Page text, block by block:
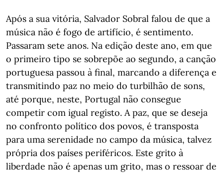
Após a sua vitória, Salvador Sobral falou de que a
música não é fogo de artifício, é sentimento.
Passaram sete anos. Na edição deste ano, em que
o primeiro tipo se sobrepõe ao segundo, a canção
portuguesa passou à final, marcando a diferença e
transmitindo paz no meio do turbilhão de sons,
até porque, neste, Portugal não consegue
competir com igual registo. A paz, que se deseja
no confronto político dos povos, é transposta
para uma serenidade no campo da música, talvez
própria dos países periféricos. Este grito à
liberdade não é apenas um grito, mas o ressoar de